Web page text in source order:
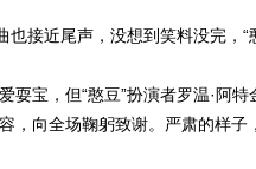
接近尾声，没想到笑料没完，“
宝，但“憨豆”扮演者罗温·阿特
，向全场鞠躬致谢。严肃的样子